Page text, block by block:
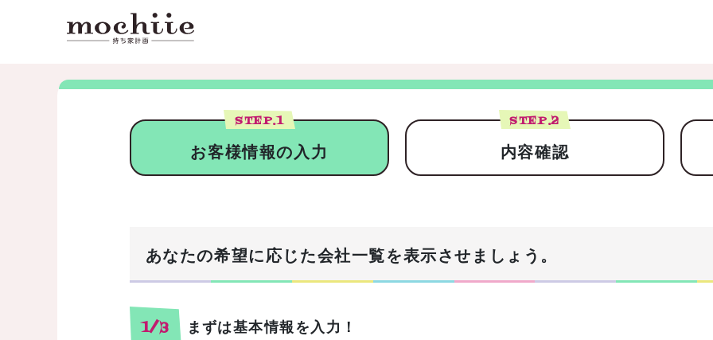
STEP.1
お客様情報の入力
STEP.2
内容確認
あなたの希望に応じた会社一覧を表示させましょう。
1/3 まずは基本情報を入力！